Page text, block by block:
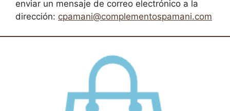
enviar un mensaje de correo electrónico a la
dirección: cpamani@complementospamani.com